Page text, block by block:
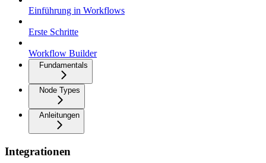
Einführung in Workflows
Erste Schritte
Workflow Builder
Fundamentals
Node Types
Anleitungen
Integrationen